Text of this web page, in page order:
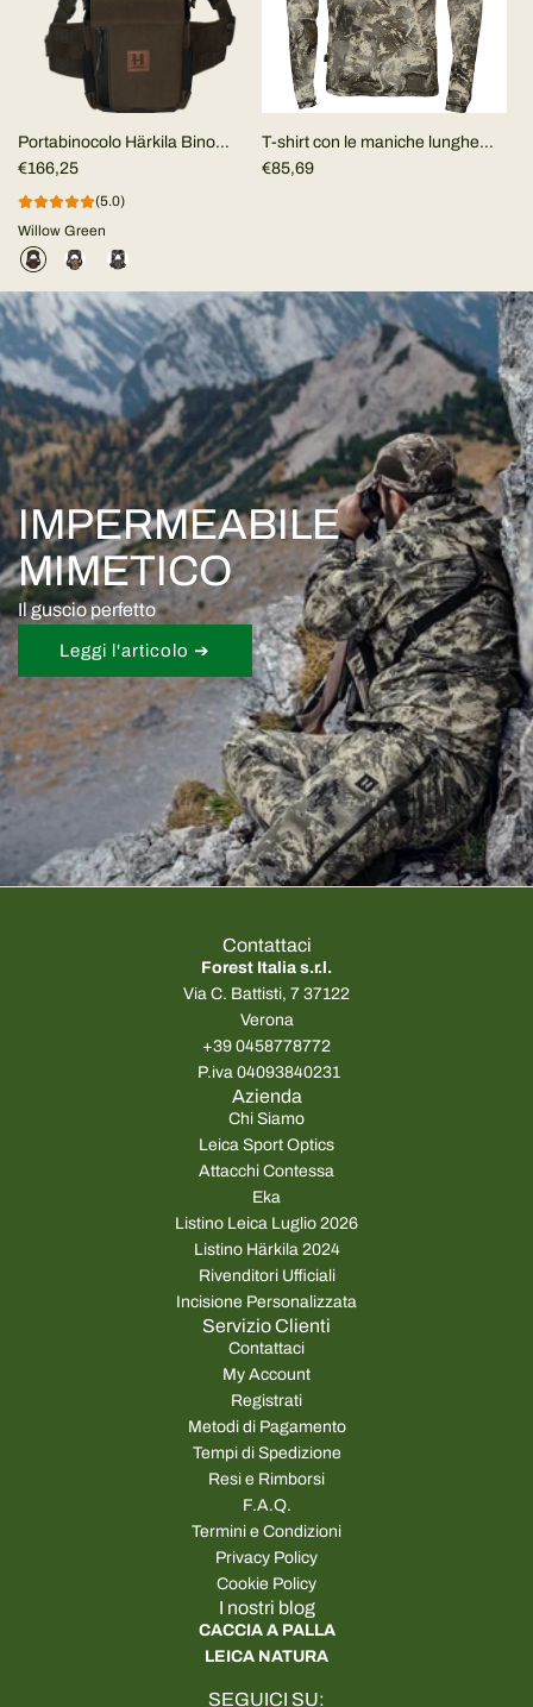
Portabinocolo Härkila Bino
Harness
€166,25
(5.0)
Willow Green
T-shirt con le maniche lunghe
Mountain Hunter Expedition
€85,69
IMPERMEABILE
MIMETICO
Il guscio perfetto
Leggi l'articolo ➔
Contattaci
Forest Italia s.r.l.
Via C. Battisti, 7 37122
Verona
+39 0458778772
P.iva 04093840231
Azienda
Chi Siamo
Leica Sport Optics
Attacchi Contessa
Eka
Listino Leica Luglio 2026
Listino Härkila 2024
Rivenditori Ufficiali
Incisione Personalizzata
Servizio Clienti
Contattaci
My Account
Registrati
Metodi di Pagamento
Tempi di Spedizione
Resi e Rimborsi
F.A.Q.
Termini e Condizioni
Privacy Policy
Cookie Policy
I nostri blog
CACCIA A PALLA
LEICA NATURA
SEGUICI SU: